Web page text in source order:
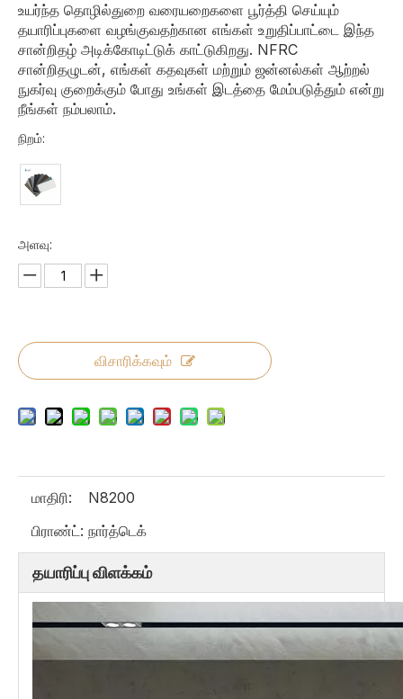
உயர்ந்த தொழில்துறை வரையறைகளை பூர்த்தி செய்யும்
தயாரிப்புகளை வழங்குவதற்கான எங்கள் உறுதிப்பாட்டை இந்த
சான்றிதழ் அடிக்கோடிட்டுக் காட்டுகிறது. NFRC
சான்றிதழுடன், எங்கள் கதவுகள் மற்றும் ஜன்னல்கள் ஆற்றல்
நுகர்வு குறைக்கும் போது உங்கள் இடத்தை மேம்படுத்தும் என்று
நீங்கள் நம்பலாம்.
நிறம்:
அளவு:
விசாரிக்கவும்
மாதிரி:
N8200
பிராண்ட்: நார்த்டெக்
தயாரிப்பு விளக்கம்